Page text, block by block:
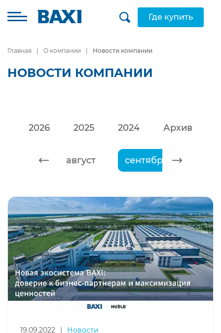
Где купить
Главная О компании Новости компании
НОВОСТИ КОМПАНИИ
2026 2025 2024 Архив
август сентябрь
19.09.2022 | Новости